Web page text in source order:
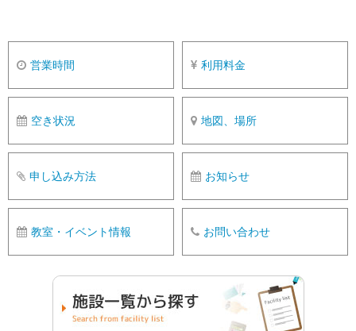
営業時間 利用料金
空き状況 地図、場所
申し込み方法 お知らせ
教室・イベント情報 お問い合わせ